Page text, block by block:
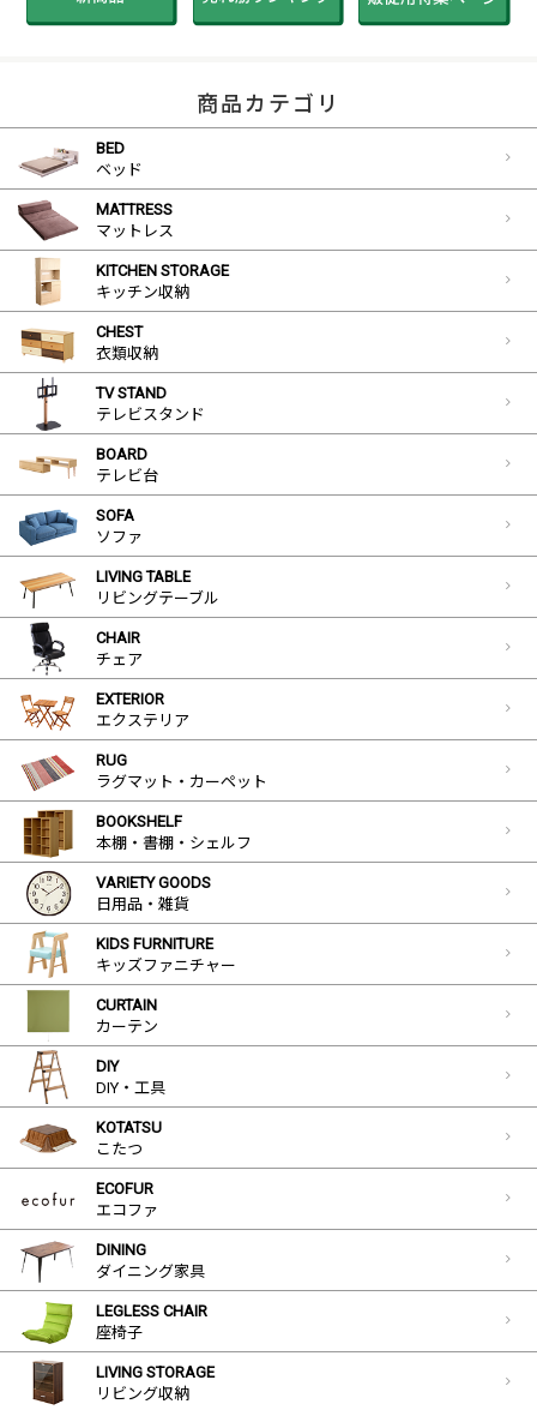
商品カテゴリ
BED
ベッド
MATTRESS
マットレス
KITCHEN STORAGE
キッチン収納
CHEST
衣類収納
TV STAND
テレビスタンド
BOARD
テレビ台
SOFA
ソファ
LIVING TABLE
リビングテーブル
CHAIR
チェア
EXTERIOR
エクステリア
RUG
ラグマット・カーペット
BOOKSHELF
本棚・書棚・シェルフ
VARIETY GOODS
日用品・雑貨
KIDS FURNITURE
キッズファニチャー
CURTAIN
カーテン
DIY
DIY・工具
KOTATSU
こたつ
ECOFUR
エコファ
DINING
ダイニング家具
LEGLESS CHAIR
座椅子
LIVING STORAGE
リビング収納